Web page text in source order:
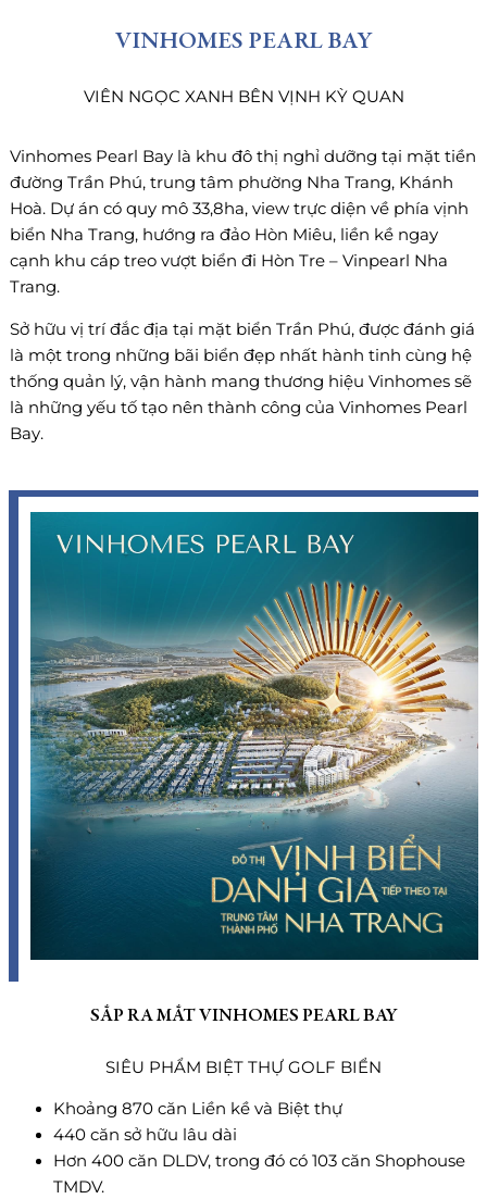
VINHOMES PEARL BAY
VIÊN NGỌC XANH BÊN VỊNH KỲ QUAN
Vinhomes Pearl Bay là khu đô thị nghỉ dưỡng tại mặt tiền
đường Trần Phú, trung tâm phường Nha Trang, Khánh
Hoà. Dự án có quy mô 33,8ha, view trực diện về phía vịnh
biển Nha Trang, hướng ra đảo Hòn Miêu, liền kề ngay
cạnh khu cáp treo vượt biển đi Hòn Tre – Vinpearl Nha
Trang.
Sở hữu vị trí đắc địa tại mặt biển Trần Phú, được đánh giá
là một trong những bãi biển đẹp nhất hành tinh cùng hệ
thống quản lý, vận hành mang thương hiệu Vinhomes sẽ
là những yếu tố tạo nên thành công của Vinhomes Pearl
Bay.
SẮP RA MẮT VINHOMES PEARL BAY
SIÊU PHẨM BIỆT THỰ GOLF BIỂN
Khoảng 870 căn Liền kề và Biệt thự
440 căn sở hữu lâu dài
Hơn 400 căn DLDV, trong đó có 103 căn Shophouse
TMDV.